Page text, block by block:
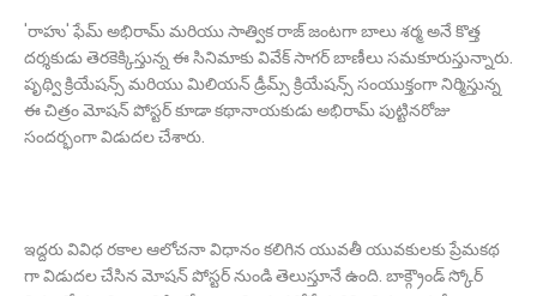
'రాహు' ఫేమ్ అభిరామ్ మరియు సాత్విక రాజ్ జంటగా బాలు శర్మ అనే కొత్త
దర్శకుడు తెరకెక్కిస్తున్న ఈ సినిమాకు వివేక్ సాగర్ బాణీలు సమకూరుస్తున్నారు.
పృథ్వి క్రియేషన్స్ మరియు మిలియన్ డ్రీమ్స్ క్రియేషన్స్ సంయుక్తంగా నిర్మిస్తున్న
ఈ చిత్రం మోషన్ పోస్టర్ కూడా కథానాయకుడు అభిరామ్ పుట్టినరోజు
సందర్భంగా విడుదల చేశారు.
ఇద్దరు వివిధ రకాల ఆలోచనా విధానం కలిగిన యువతీ యువకులకు ప్రేమకథ
గా విడుదల చేసిన మోషన్ పోస్టర్ నుండి తెలుస్తూనే ఉంది. బాక్గ్రౌండ్ స్కోర్